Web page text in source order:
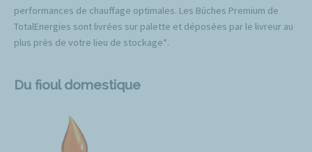
performances de chauffage optimales. Les Bûches Premium de
TotalEnergies sont livrées sur palette et déposées par le livreur au
plus près de votre lieu de stockage*.
Du fioul domestique